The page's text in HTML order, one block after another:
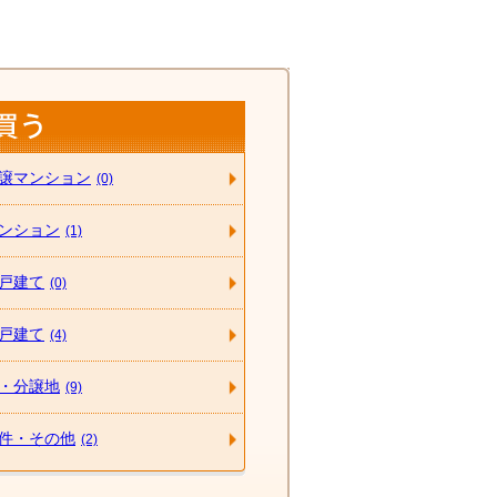
マンション (0)
ション (1)
建て (0)
建て (4)
分譲地 (9)
・その他 (2)